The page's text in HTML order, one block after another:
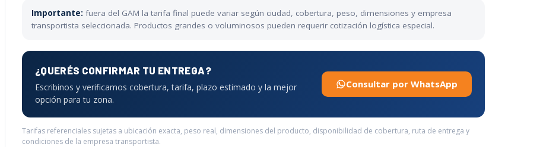
Importante: fuera del GAM la tarifa final puede variar según ciudad, cobertura, peso, dimensiones y empresa
transportista seleccionada. Productos grandes o voluminosos pueden requerir cotización logística especial.
¿QUERÉS CONFIRMAR TU ENTREGA?
Escribinos y verificamos cobertura, tarifa, plazo estimado y la mejor
opción para tu zona.
Consultar por WhatsApp
Tarifas referenciales sujetas a ubicación exacta, peso real, dimensiones del producto, disponibilidad de cobertura, ruta de entrega y
condiciones de la empresa transportista.